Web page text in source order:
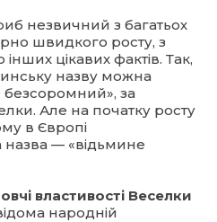
незвичний з багатьох
швидкого росту, з
цікавих фактів. Так,
назву можна
безсоромний», за
Але на початку росту
в Європі
— «відьмине
властивості Веселки
народній